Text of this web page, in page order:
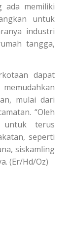
ada memiliki
untuk
industri
tangga,
dapat
mulai dari
“Oleh
terus
seperti
siskamling
(Er/Hd/Oz)